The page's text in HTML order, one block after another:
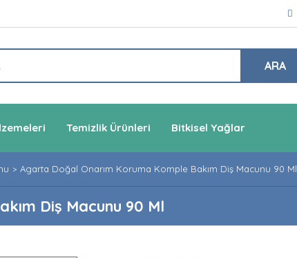
ARA
Temizlik Ürünleri Bitkisel Yağlar
Agarta Doğal Onarım Koruma Komple Bakım Diş Macunu 90 Ml
Diş Macunu 90 Ml